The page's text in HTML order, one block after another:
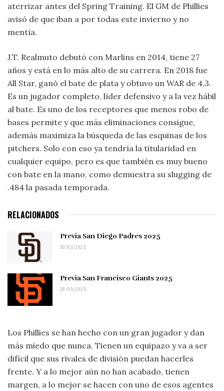
aterrizar antes del Spring Training. El GM de Phillies
avisó de que iban a por todas este invierno y no
mentía.
J.T. Realmuto debutó con Marlins en 2014, tiene 27
años y está en lo más alto de su carrera. En 2018 fue
All Star, ganó el bate de plata y obtuvo un WAR de 4,3.
Es un jugador completo, líder defensivo y a la vez hábil
al bate. Es uno de los receptores que menos robo de
bases permite y que más eliminaciones consigue,
además maximiza la búsqueda de las esquinas de los
pitchers. Solo con eso ya tendría la titularidad en
cualquier equipo, pero es que también es muy bueno
con bate en la mano, como demuestra su slugging de
.484 la pasada temporada.
RELACIONADOS
Previa San Diego Padres 2025
30/03/2025
Previa San Francisco Giants 2025
29/03/2025
Los Phillies se han hecho con un gran jugador y dan
más miedo que nunca. Tienen un equipazo y va a ser
difícil que sus rivales de división puedan hacerles
frente. Y a lo mejor aún no han acabado, tienen
margen, a lo mejor se hacen con uno de esos agentes